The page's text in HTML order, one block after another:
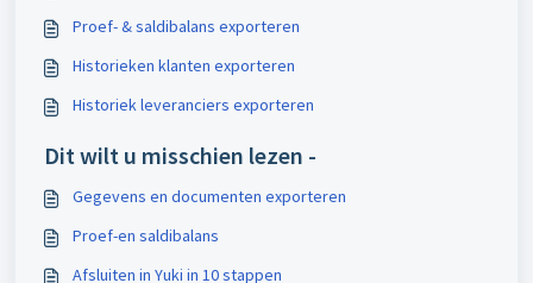
Proef- & saldibalans exporteren
Historieken klanten exporteren
Historiek leveranciers exporteren
Dit wilt u misschien lezen -
Gegevens en documenten exporteren
Proef-en saldibalans
Afsluiten in Yuki in 10 stappen